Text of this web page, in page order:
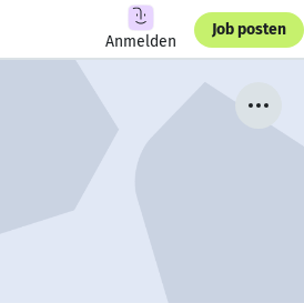
Anmelden
Job posten